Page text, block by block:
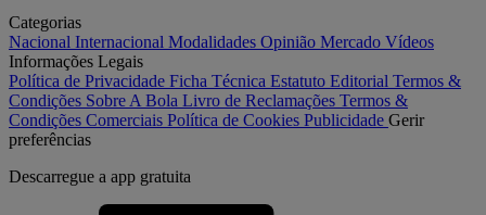
Categorias
Nacional Internacional Modalidades Opinião Mercado Vídeos
Informações Legais
Política de Privacidade Ficha Técnica Estatuto Editorial Termos &
Condições Sobre A Bola Livro de Reclamações Termos &
Condições Comerciais Política de Cookies Publicidade Gerir
preferências
Descarregue a app gratuita